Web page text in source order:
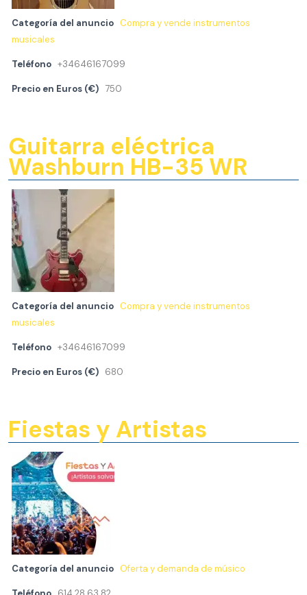
Categoría del anuncio Compra y vende instrumentos
musicales
Teléfono +34646167099
Precio en Euros (€) 750
Guitarra eléctrica
Washburn HB-35 WR
Categoría del anuncio Compra y vende instrumentos
musicales
Teléfono +34646167099
Precio en Euros (€) 680
Fiestas y Artistas
Categoría del anuncio Oferta y demanda de músico